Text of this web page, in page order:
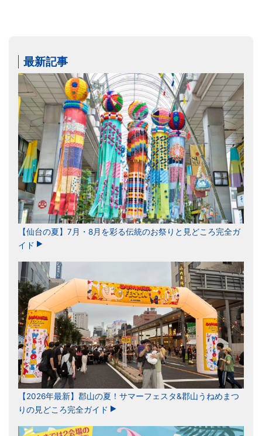
最新記事
【仙台の夏】7月・8月を彩る伝統のお祭りと見どころ完全ガ
イド
【2026年最新】郡山の夏！サマーフェスタ&郡山うねめまつ
りの見どころ完全ガイド